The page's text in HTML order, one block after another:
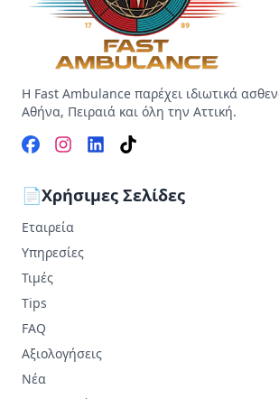
Η Fast Ambulance παρέχει ιδιωτικά
Αθήνα, Πειραιά και όλη την Αττική.
📄Χρήσιμες Σελίδες
Εταιρεία
Υπηρεσίες
Τιμές
Tips
FAQ
Αξιολογήσεις
Νέα